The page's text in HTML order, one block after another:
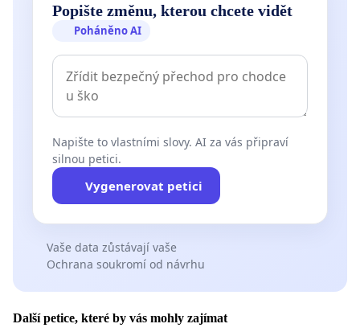
Popište změnu, kterou chcete vidět
Poháněno AI
Napište to vlastními slovy. AI za vás připraví
silnou petici.
Vygenerovat petici
Vaše data zůstávají vaše
Ochrana soukromí od návrhu
Další petice, které by vás mohly zajímat